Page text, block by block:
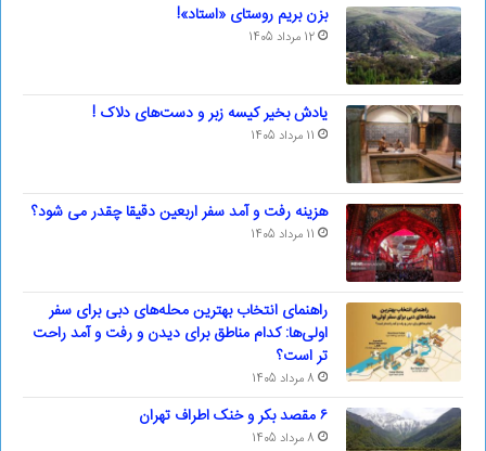
بزن بریم روستای «استاد»!
12 مرداد 1405
یادش بخیر کیسه‌ زبر و دست‌های دلاک !
11 مرداد 1405
هزینه رفت و آمد سفر اربعین دقیقا چقدر می شود؟
11 مرداد 1405
راهنمای انتخاب بهترین محله‌های دبی برای سفر
اولی‌ها: کدام مناطق برای دیدن و رفت و آمد راحت
تر است؟
8 مرداد 1405
۶ مقصد بکر و خنک اطراف تهران
8 مرداد 1405